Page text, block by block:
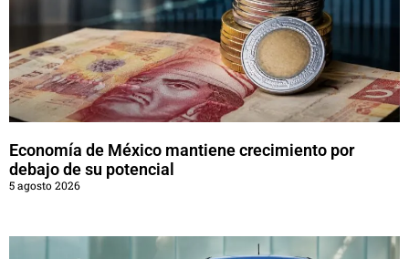
Economía de México mantiene crecimiento por
debajo de su potencial
5 agosto 2026